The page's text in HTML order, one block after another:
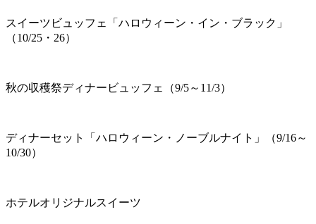
スイーツビュッフェ「ハロウィーン・イン・ブラック」
（10/25・26）
秋の収穫祭ディナービュッフェ（9/5～11/3）
ディナーセット「ハロウィーン・ノーブルナイト」（9/16～
10/30）
ホテルオリジナルスイーツ